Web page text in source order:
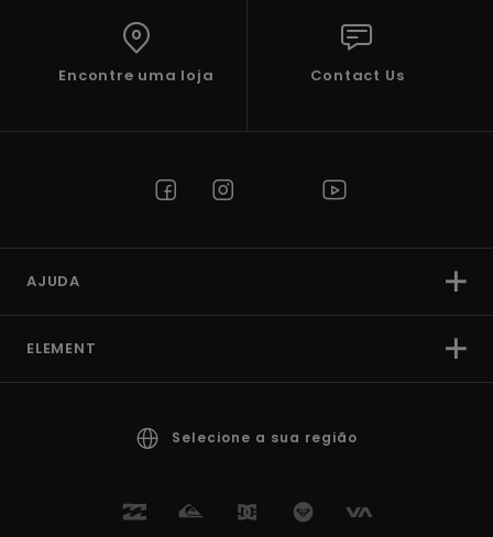
Encontre uma loja Contact Us
AJUDA
ELEMENT
Selecione a sua região